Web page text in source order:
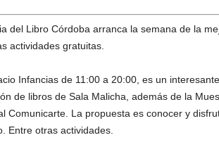
del Libro Córdoba arranca la semana de la
actividades gratuitas.
Infancias de 11:00 a 20:00, es un
de libros de Sala Malicha, además de la
Comunicarte. La propuesta es conocer y
Entre otras actividades.